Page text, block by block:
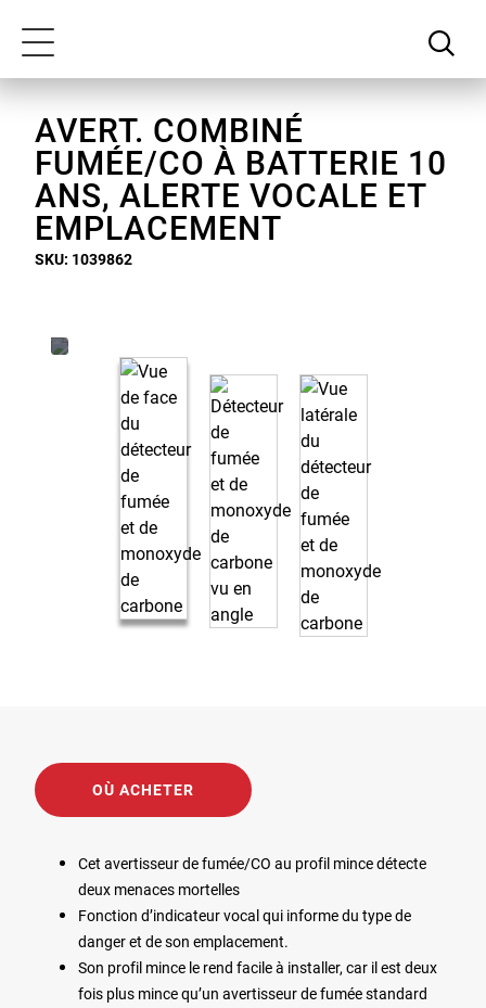
contenu
principal
déclaration
d'accessibilité
Toggle
AVERT. COMBINÉ
FUMÉE/CO À BATTERIE 10
ANS, ALERTE VOCALE ET
EMPLACEMENT
SKU: 1039862
OÙ ACHETER
Cet avertisseur de fumée/CO au profil mince détecte
deux menaces mortelles
Fonction d’indicateur vocal qui informe du type de
danger et de son emplacement.
Son profil mince le rend facile à installer, car il est deux
fois plus mince qu’un avertisseur de fumée standard